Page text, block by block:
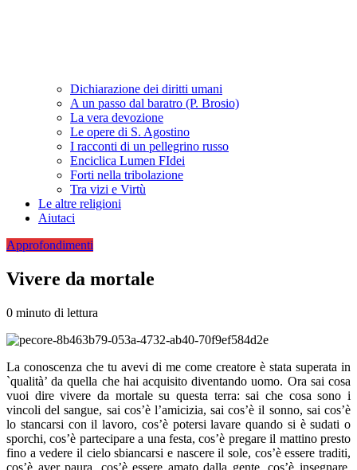
Dichiarazione dei diritti umani
A un passo dal baratro (P. Brosio)
La vera devozione
Le opere di S. Agostino
I racconti di un pellegrino russo
Enciclica Lumen FIdei
Forti nella tribolazione
Tra vizi e Virtù
Le altre religioni
Aiutaci
Approfondimenti
Vivere da mortale
0 minuto di lettura
La conoscenza che tu avevi di me come creatore è stata su­perata in
`qualità’ da quella che hai acquisito diventando uomo. Ora sai cosa
vuoi dire vivere da mortale su questa terra: sai che cosa sono i
vincoli del sangue, sai cos’è l’amicizia, sai cos’è il sonno, sai cos’è
lo stancarsi con il lavoro, cos’è potersi lavare quando si è sudati o
sporchi, cos’è partecipare a una festa, co­s’è pregare il mattino presto
fino a vedere il cielo sbiancarsi e nascere il sole, cos’è essere traditi,